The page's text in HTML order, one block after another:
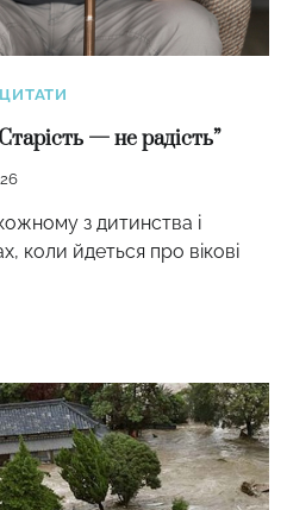
— не радість”
з дитинства і
коли йдеться про вікові